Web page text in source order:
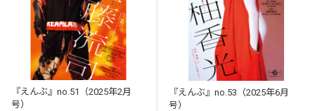
『えんぶ』no.51（2025年2月
号）
『えんぶ』no.53（2025年6月
号）